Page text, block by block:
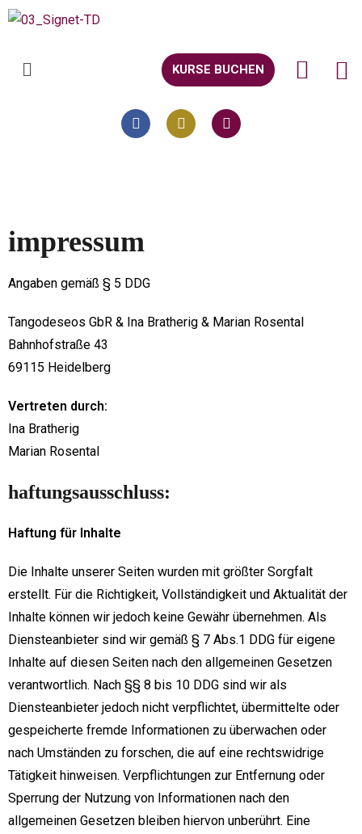
KURSE BUCHEN
impressum
Angaben gemäß § 5 DDG
Tangodeseos GbR & Ina Bratherig & Marian Rosental
Bahnhofstraße 43
69115 Heidelberg
Vertreten durch:
Ina Bratherig
Marian Rosental
haftungsausschluss:
Haftung für Inhalte
Die Inhalte unserer Seiten wurden mit größter Sorgfalt
erstellt. Für die Richtigkeit, Vollständigkeit und Aktualität der
Inhalte können wir jedoch keine Gewähr übernehmen. Als
Diensteanbieter sind wir gemäß § 7 Abs.1 DDG für eigene
Inhalte auf diesen Seiten nach den allgemeinen Gesetzen
verantwortlich. Nach §§ 8 bis 10 DDG sind wir als
Diensteanbieter jedoch nicht verpflichtet, übermittelte oder
gespeicherte fremde Informationen zu überwachen oder
nach Umständen zu forschen, die auf eine rechtswidrige
Tätigkeit hinweisen. Verpflichtungen zur Entfernung oder
Sperrung der Nutzung von Informationen nach den
allgemeinen Gesetzen bleiben hiervon unberührt. Eine